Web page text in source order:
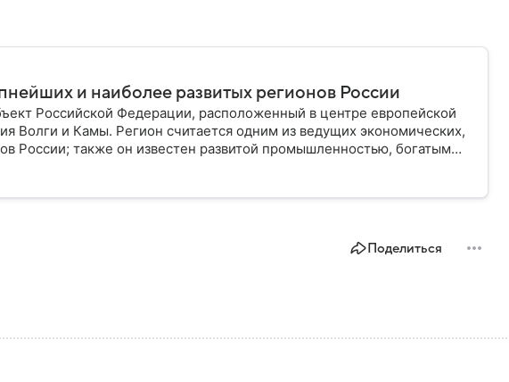
и наиболее развитых регионов России
Российской Федерации, расположенный в центре европейской
Волги и Камы. Регион считается одним из ведущих экономических,
России; также он известен развитой промышленностью, богатым
населением и столицей — Казанью. Собрали все
Поделиться